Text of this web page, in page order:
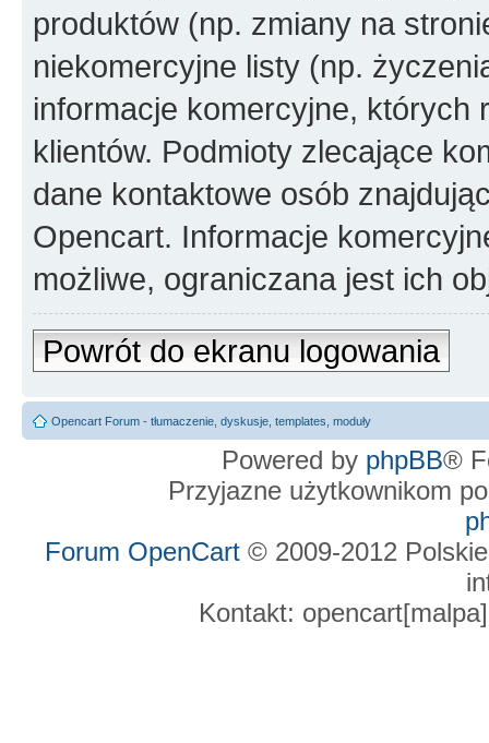
produktów (np. zmiany na
niekomercyjne listy (np.
informacje komercyjne, których
klientów. Podmioty zlecające
dane kontaktowe osób
Opencart. Informacje
możliwe, ograniczana jest ich
Powrót do ekranu logowania
Opencart Forum - tłumaczenie, dyskusje, templates, moduły
Powered by phpBB®
Przyjazne użytkownikom
Forum OpenCart © 2009-2012
Kontakt: